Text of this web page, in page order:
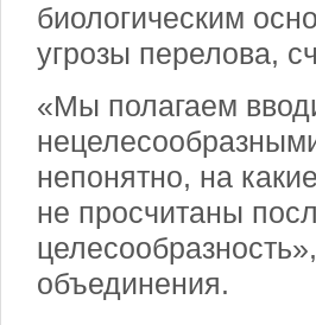
биологическим
угрозы перелова,
«Мы полагаем
непонятно, на
не просчитаны
объединения.